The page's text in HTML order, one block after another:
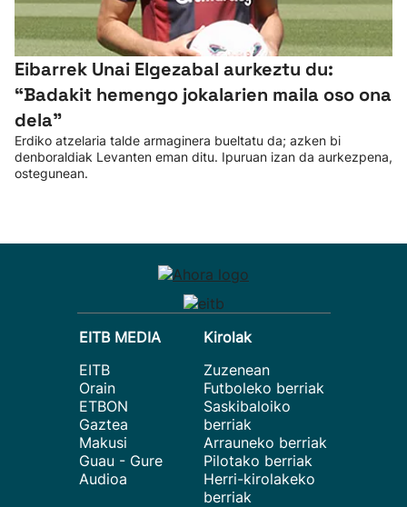
Eibarrek Unai Elgezabal aurkeztu du:
“Badakit hemengo jokalarien maila oso ona
dela”
Erdiko atzelaria talde armaginera bueltatu da; azken bi
denboraldiak Levanten eman ditu. Ipuruan izan da aurkezpena,
ostegunean.
EITB MEDIA
EITB
Orain
ETBON
Gaztea
Makusi
Guau - Gure
Audioa
Kirolak
Zuzenean
Futboleko berriak
Saskibaloiko
berriak
Arrauneko berriak
Pilotako berriak
Herri-kirolakeko
berriak